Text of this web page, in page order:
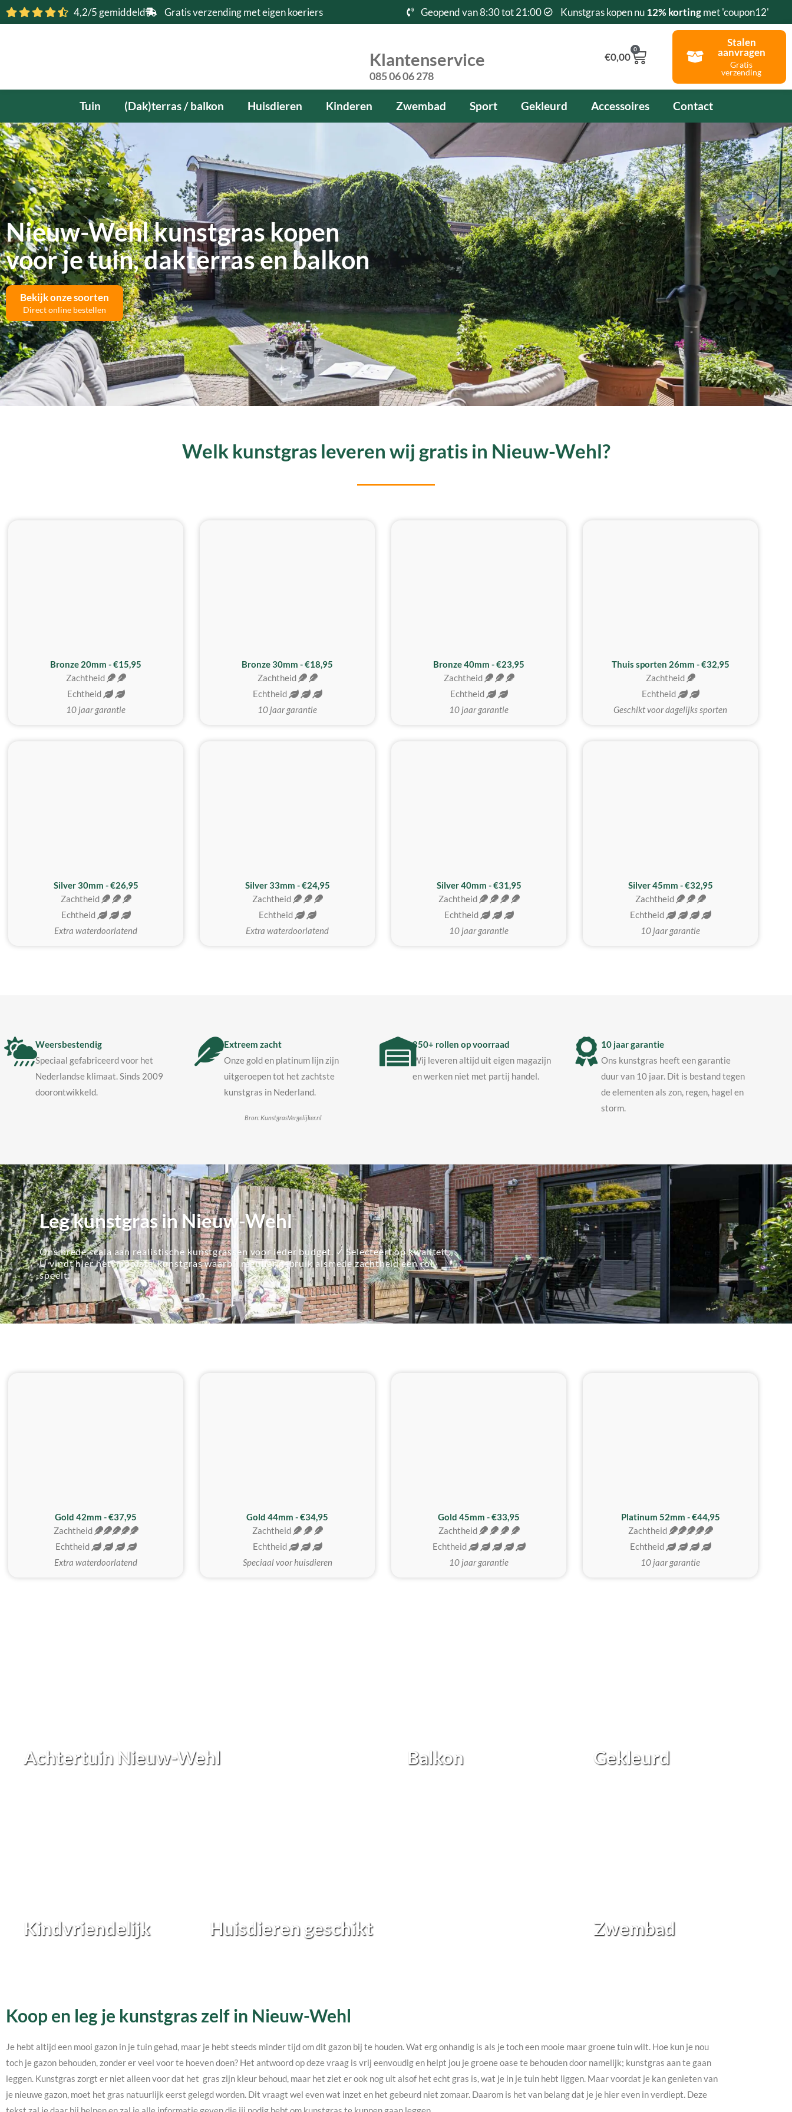
Ga
naar
4,2/5 gemiddeld Gratis verzending met eigen koeriers Geopend van 8:30 tot 21:00 Kunstgras kopen nu12% kortingmet 'coupon12'
Klantenservice
085 06 06 278
€0,00
0
Winkelwagen
Stalen
aanvragen
Gratis
verzending
Tuin (Dak)terras / balkon Huisdieren Kinderen Zwembad Sport Gekleurd Accessoires Contact
Nieuw-Wehl kunstgras kopen
voor je tuin, dakterras en balkon
Bekijk onze soorten
Direct online bestellen
Welk kunstgras leveren wij gratis in Nieuw-Wehl?
Bronze 20mm - €15,95
Zachtheid
Echtheid
10 jaar garantie
Bronze 30mm - €18,95
Zachtheid
Echtheid
10 jaar garantie
Bronze 40mm - €23,95
Zachtheid
Echtheid
10 jaar garantie
Thuis sporten 26mm - €32,95
Zachtheid
Echtheid
Geschikt voor dagelijks sporten
Silver 30mm - €26,95
Zachtheid
Echtheid
Extra waterdoorlatend
Silver 33mm - €24,95
Zachtheid
Echtheid
Extra waterdoorlatend
Silver 40mm - €31,95
Zachtheid
Echtheid
10 jaar garantie
MEEST GEKOZEN
Silver 45mm - €32,95
Zachtheid
Echtheid
10 jaar garantie
Weersbestendig
Speciaal gefabriceerd voor het
Nederlandse klimaat. Sinds 2009
doorontwikkeld.
Extreem zacht
Onze gold en platinum lijn zijn
uitgeroepen tot het zachtste
kunstgras in Nederland.
Bron: KunstgrasVergelijker.nl
850+ rollen op voorraad
Wij leveren altijd uit eigen magazijn
en werken niet met partij handel.
10 jaar garantie
Ons kunstgras heeft een garantie
duur van 10 jaar. Dit is bestand tegen
de elementen als zon, regen, hagel en
storm.
Leg kunstgras in Nieuw-Wehl
Ons brede scala aan realistische kunstgrassen voor ieder budget. ✓ Selecteert op kwaliteit.
U vindt hier het 'mooiste' kunstgras waarbij regulier gebruik alsmede zachtheid een rol
speelt.
Gold 42mm - €37,95
Zachtheid
Echtheid
Extra waterdoorlatend
Gold 44mm - €34,95
Zachtheid
Echtheid
Speciaal voor huisdieren
Gold 45mm - €33,95
Zachtheid
Echtheid
10 jaar garantie
Platinum 52mm - €44,95
Zachtheid
Echtheid
10 jaar garantie
Achtertuin Nieuw-Wehl Balkon Gekleurd
Kindvriendelijk Huisdieren geschikt Zwembad
Koop en leg je kunstgras zelf in Nieuw-Wehl
Je hebt altijd een mooi gazon in je tuin gehad, maar je hebt steeds minder tijd om dit gazon bij te houden. Wat erg onhandig is als je toch een mooie maar groene tuin wilt. Hoe kun je nou
toch je gazon behouden, zonder er veel voor te hoeven doen? Het antwoord op deze vraag is vrij eenvoudig en helpt jou je groene oase te behouden door namelijk; kunstgras aan te gaan
leggen. Kunstgras zorgt er niet alleen voor dat het gras zijn kleur behoud, maar het ziet er ook nog uit alsof het echt gras is, wat je in je tuin hebt liggen. Maar voordat je kan genieten van
je nieuwe gazon, moet het gras natuurlijk eerst gelegd worden. Dit vraagt wel even wat inzet en het gebeurd niet zomaar. Daarom is het van belang dat je je hier even in verdiept. Deze